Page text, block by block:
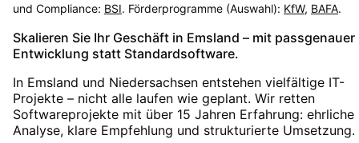
und Compliance: BSI. Förderprogramme (Auswahl): KfW, BAFA.
Skalieren Sie Ihr Geschäft in Emsland – mit passgenauer
Entwicklung statt Standardsoftware.
In Emsland und Niedersachsen entstehen vielfältige IT-
Projekte – nicht alle laufen wie geplant. Wir retten
Softwareprojekte mit über 15 Jahren Erfahrung: ehrliche
Analyse, klare Empfehlung und strukturierte Umsetzung.